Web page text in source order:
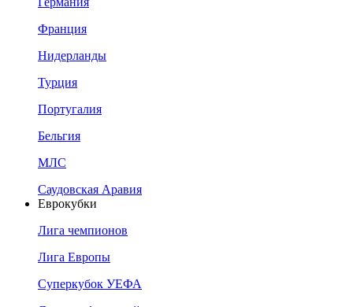
Франция
Нидерланды
Турция
Португалия
Бельгия
МЛС
Саудовская Аравия
Еврокубки
Лига чемпионов
Лига Европы
Суперкубок УЕФА